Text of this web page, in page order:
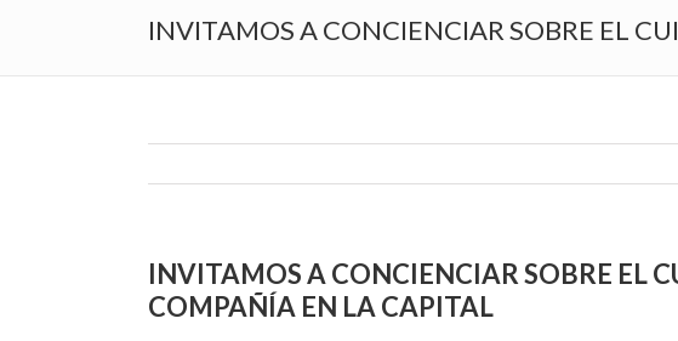
INVITAMOS A CONCIENCIAR SOBRE EL
INVITAMOS A CONCIENCIAR SOBRE EL
COMPAÑÍA EN LA CAPITAL